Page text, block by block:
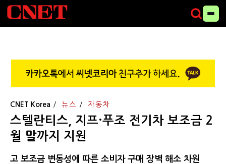
CNET Korea 뉴스 자동차
스텔란티스, 지프·푸조 전기차 보조금 2
월 말까지 지원
고 보조금 변동성에 따른 소비자 구매 장벽 해소 차원